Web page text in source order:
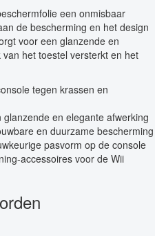
een onmisbaar
de bescherming en het design
voor een glanzende en
het toestel versterkt en het
tegen krassen en
en elegante afwerking
en duurzame bescherming
pasvorm op de console
accessoires voor de Wii